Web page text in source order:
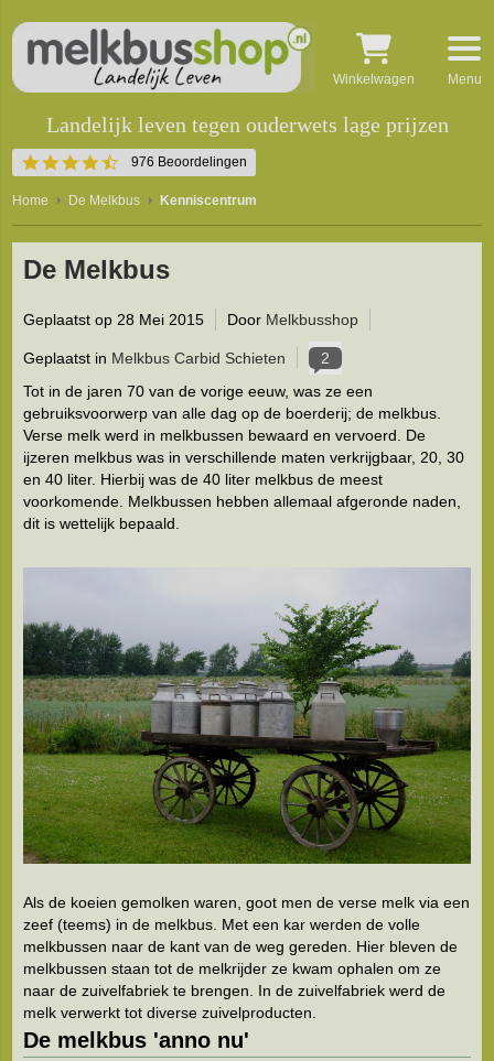
4.5
star
rating
976 Beoordelingen
Landelijk leven tegen ouderwets lage prijzen
Winkelwagen Menu
Home De Melkbus Kenniscentrum
De Melkbus
Geplaatst op 28 Mei 2015 Door Melkbusshop
Geplaatst in Melkbus Carbid Schieten
2
Tot in de jaren 70 van de vorige eeuw, was ze een
gebruiksvoorwerp van alle dag op de boerderij; de melkbus.
Verse melk werd in melkbussen bewaard en vervoerd. De
ijzeren melkbus was in verschillende maten verkrijgbaar, 20, 30
en 40 liter. Hierbij was de 40 liter melkbus de meest
voorkomende. Melkbussen hebben allemaal afgeronde naden,
dit is wettelijk bepaald.
Als de koeien gemolken waren, goot men de verse melk via een
zeef (teems) in de melkbus. Met een kar werden de volle
melkbussen naar de kant van de weg gereden. Hier bleven de
melkbussen staan tot de melkrijder ze kwam ophalen om ze
naar de zuivelfabriek te brengen. In de zuivelfabriek werd de
melk verwerkt tot diverse zuivelproducten.
De melkbus 'anno nu'